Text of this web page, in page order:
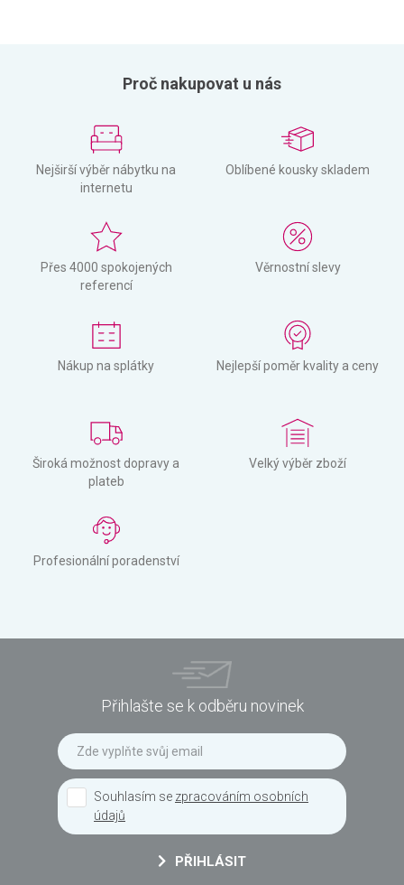
Proč nakupovat u nás
Nejširší výběr nábytku na
internetu
Oblíbené kousky skladem
Přes 4000 spokojených
referencí
Věrnostní slevy
Nákup na splátky Nejlepší poměr kvality a ceny
Široká možnost dopravy a
plateb
Velký výběr zboží
Profesionální poradenství
Přihlašte se k odběru novinek
Souhlasím se zpracováním osobních
údajů
PŘIHLÁSIT